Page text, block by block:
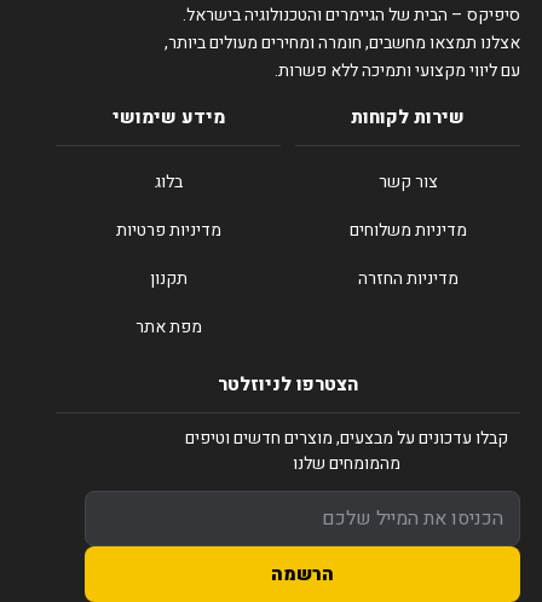
סיפיקס – הבית של הגיימרים והטכנולוגיה בישראל.
אצלנו תמצאו מחשבים, חומרה ומחירים מעולים ביותר,
עם ליווי מקצועי ותמיכה ללא פשרות.
שירות לקוחות
צור קשר
מדיניות משלוחים
מדיניות החזרה
מידע שימושי
בלוג
מדיניות פרטיות
תקנון
מפת אתר
הצטרפו לניוזלטר
קבלו עדכונים על מבצעים, מוצרים חדשים וטיפים
מהמומחים שלנו
הרשמה